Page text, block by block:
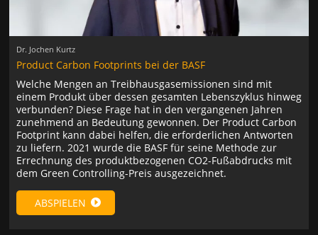
Dr. Jochen Kurtz
Product Carbon Footprints bei der BASF
Welche Mengen an Treibhausgasemissionen sind mit
einem Produkt über dessen gesamten Lebenszyklus hinweg
verbunden? Diese Frage hat in den vergangenen Jahren
zunehmend an Bedeutung gewonnen. Der Product Carbon
Footprint kann dabei helfen, die erforderlichen Antworten
zu liefern. 2021 wurde die BASF für seine Methode zur
Errechnung des produktbezogenen CO2-Fußabdrucks mit
dem Green Controlling-Preis ausgezeichnet.
ABSPIELEN